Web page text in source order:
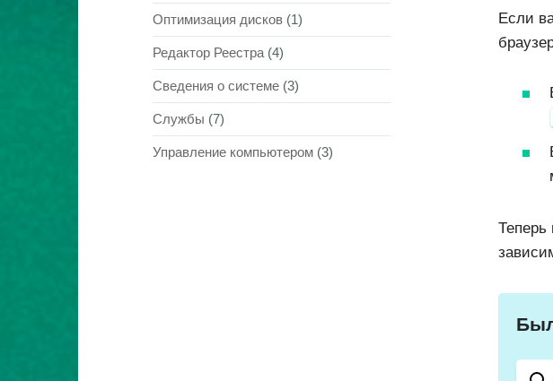
Если
Теперь
Оптимизация дисков (1)
Редактор Реестра (4)
Сведения о системе (3)
Службы (7)
Управление компьютером (3)